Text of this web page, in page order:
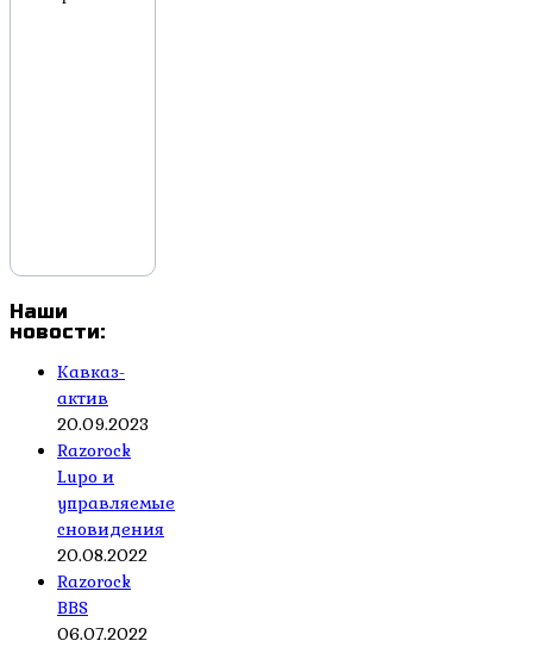
Наши
новости:
Кавказ-
актив
20.09.2023
Razorock
Lupo и
управляемые
сновидения
20.08.2022
Razorock
BBS
06.07.2022